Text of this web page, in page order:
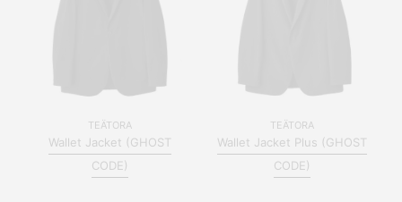
TEÄTORA
Wallet Jacket (GHOST
CODE)
TEÄTORA
Wallet Jacket Plus (GHOST
CODE)